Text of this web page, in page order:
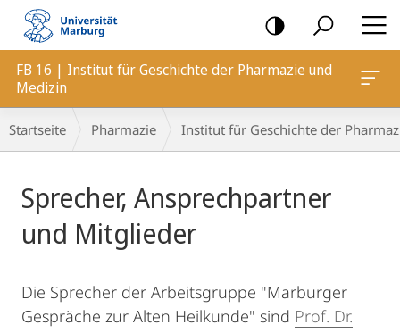
Mobile-
Navigation
FB 16 | Institut für Geschichte der Pharmazie und
Medizin
Breadcrumb-
Navigation
Startseite Pharmazie Institut für Geschichte der
Sprecher, Ansprechpartner
und Mitglieder
Die Sprecher der Arbeitsgruppe "Marburger
Gespräche zur Alten Heilkunde" sind Prof. Dr.